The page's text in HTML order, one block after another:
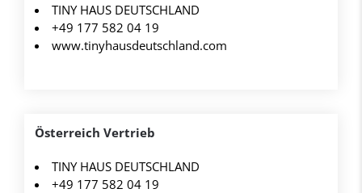
TINY HAUS DEUTSCHLAND
+49 177 582 04 19
www.tinyhausdeutschland.com
Österreich Vertrieb
TINY HAUS DEUTSCHLAND
+49 177 582 04 19